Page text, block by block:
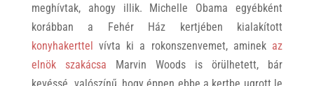
meghívtak, ahogy illik. Michelle Obama egyébként
korábban a Fehér Ház kertjében kialakított
konyhakerttel vívta ki a rokonszenvemet, aminek az
elnök szakácsa Marvin Woods is örülhetett, bár